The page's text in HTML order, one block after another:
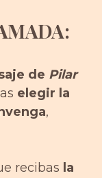
de Pilar
elegir la
,
recibas la